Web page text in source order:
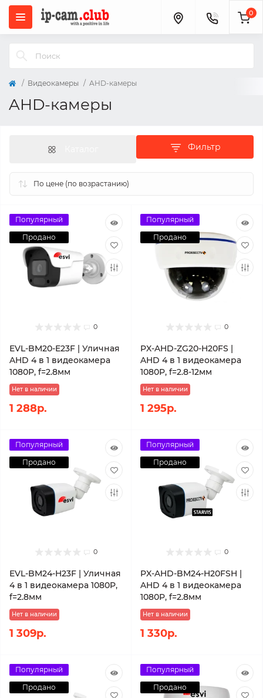
0
Видеокамеры AHD-камеры
AHD-камеры
Фильтр
Популярный
Продано
0
EVL-BM20-E23F | Уличная
AHD 4 в 1 видеокамера
1080P, f=2.8мм
Нет в наличии
1 288р.
Популярный
Продано
0
PX-AHD-ZG20-H20FS |
AHD 4 в 1 видеокамера
1080P, f=2.8-12мм
Нет в наличии
1 295р.
Популярный
Продано
0
EVL-BM24-H23F | Уличная
4 в 1 видеокамера 1080P,
f=2.8мм
Нет в наличии
1 309р.
Популярный
Продано
0
PX-AHD-BM24-H20FSH |
AHD 4 в 1 видеокамера
1080P, f=2.8мм
Нет в наличии
1 330р.
Популярный
Продано
Популярный
Продано